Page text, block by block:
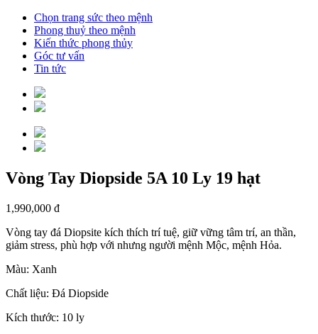
Chọn trang sức theo mệnh
Phong thuỷ theo mệnh
Kiến thức phong thủy
Góc tư vấn
Tin tức
Vòng Tay Diopside 5A 10 Ly 19 hạt
1,990,000 đ
Vòng tay đá Diopsite kích thích trí tuệ, giữ vững tâm trí, an thần,
giảm stress, phù hợp với nhưng người mệnh Mộc, mệnh Hỏa.
Màu: Xanh
Chất liệu: Đá Diopside
Kích thước: 10 ly